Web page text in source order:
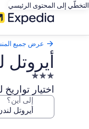
التخطّي إلى المحتوى الرئيسي
عرض جميع
أيروتل
منشأة
فندقية
مصنفة
3.0
اختيار
إلى أين؟